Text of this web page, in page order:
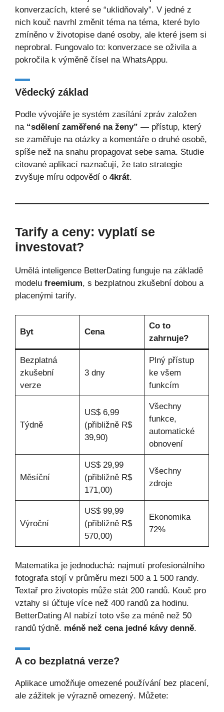
konverzacích, které se “uklidňovaly”. V jedné z
nich kouč navrhl změnit téma na téma, které bylo
zmíněno v životopise dané osoby, ale které jsem si
neprobral. Fungovalo to: konverzace se oživila a
pokročila k výměně čísel na WhatsAppu.
Vědecký základ
Podle vývojáře je systém zasílání zpráv založen
na “sdělení zaměřené na ženy” — přístup, který
se zaměřuje na otázky a komentáře o druhé osobě,
spíše než na snahu propagovat sebe sama. Studie
citované aplikací naznačují, že tato strategie
zvyšuje míru odpovědí o 4krát.
Tarify a ceny: vyplatí se
investovat?
Umělá inteligence BetterDating funguje na základě
modelu freemium, s bezplatnou zkušební dobou a
placenými tarify.
Byt Cena
Co to
zahrnuje?
Bezplatná
zkušební
verze
3 dny
Plný přístup
ke všem
funkcím
Týdně
US$ 6,99
(přibližně R$
39,90)
Všechny
funkce,
automatické
obnovení
Měsíční
US$ 29,99
(přibližně R$
171,00)
Všechny
zdroje
Výroční
US$ 99,99
(přibližně R$
570,00)
Ekonomika
72%
Matematika je jednoduchá: najmutí profesionálního
fotografa stojí v průměru mezi 500 a 1 500 randy.
Textař pro životopis může stát 200 randů. Kouč pro
vztahy si účtuje více než 400 randů za hodinu.
BetterDating AI nabízí toto vše za méně než 50
randů týdně. méně než cena jedné kávy denně.
A co bezplatná verze?
Aplikace umožňuje omezené používání bez placení,
ale zážitek je výrazně omezený. Můžete: